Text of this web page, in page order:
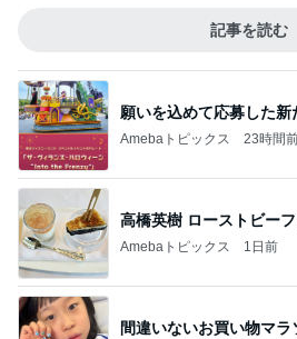
記事を読む
願いを込めて応募した
Amebaトピックス 23時間
高橋英樹 ローストビー
Amebaトピックス 1日前
間違いないお買い物マラ